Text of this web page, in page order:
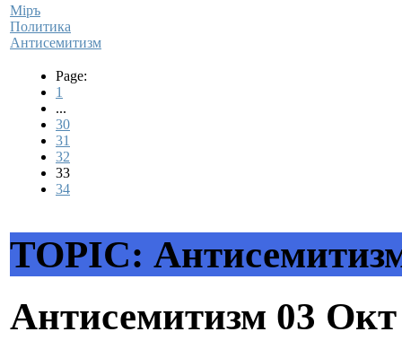
Мiръ
Политика
Антисемитизм
Page:
1
...
30
31
32
33
34
TOPIC:
Антисемитизм 03